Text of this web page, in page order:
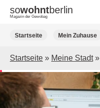
sowohntberlin
Magazin der Gewobag
Startseite Mein Zuhause
Startseite » Meine Stadt»